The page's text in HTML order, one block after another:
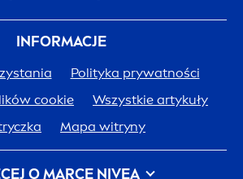
INFORMACJE
Polityka prywatności
cookie
Wszystkie artykuły
Mapa witryny
O MARCE NIVEA